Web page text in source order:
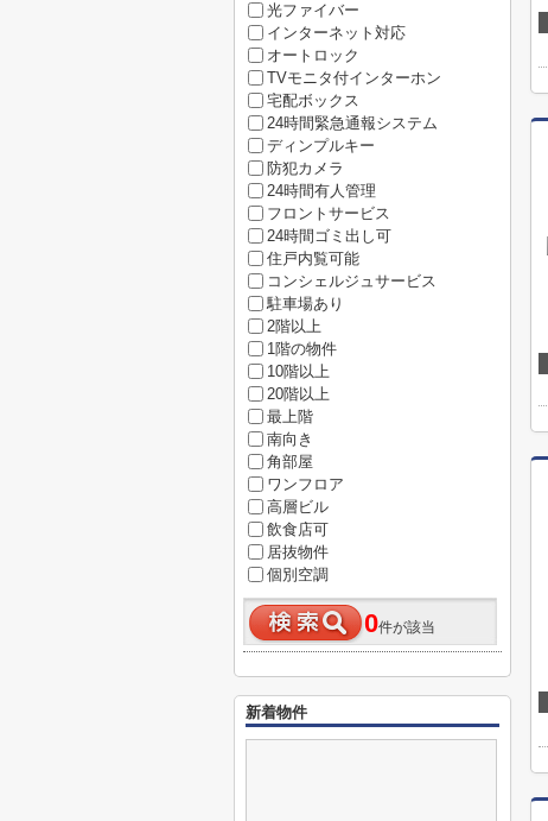
光ファイバー
インターネット対応
オートロック
TVモニタ付インターホン
宅配ボックス
24時間緊急通報システム
ディンプルキー
防犯カメラ
24時間有人管理
フロントサービス
24時間ゴミ出し可
住戸内覧可能
コンシェルジュサービス
駐車場あり
2階以上
1階の物件
10階以上
20階以上
最上階
南向き
角部屋
ワンフロア
高層ビル
飲食店可
居抜物件
個別空調
0件が該当
新着物件